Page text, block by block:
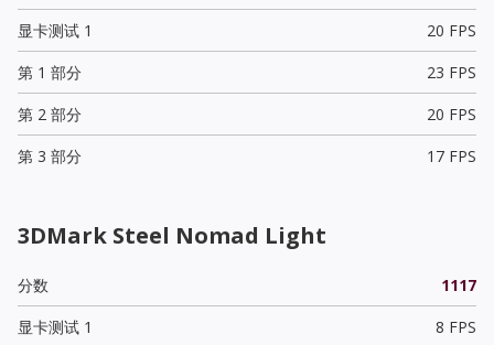
显卡测试 1
20 FPS
第 1 部分
23 FPS
第 2 部分
20 FPS
第 3 部分
17 FPS
3DMark Steel Nomad Light
分数
1117
显卡测试 1
8 FPS